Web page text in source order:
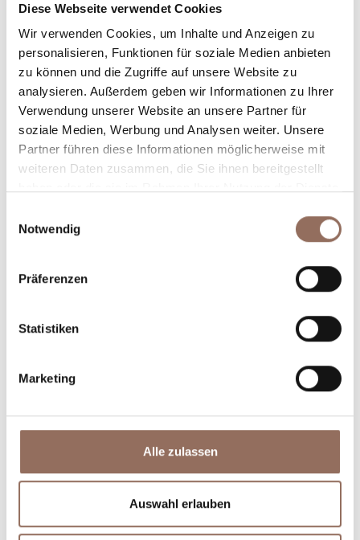
Diese Webseite verwendet Cookies
Wir verwenden Cookies, um Inhalte und Anzeigen zu
personalisieren, Funktionen für soziale Medien anbieten
zu können und die Zugriffe auf unsere Website zu
analysieren. Außerdem geben wir Informationen zu Ihrer
Verwendung unserer Website an unsere Partner für
soziale Medien, Werbung und Analysen weiter. Unsere
Partner führen diese Informationen möglicherweise mit
weiteren Daten zusammen, die Sie ihnen bereitgestellt
Notwendig
Präferenzen
Statistiken
Marketing
Alle zulassen
Auswahl erlauben
Dein Urlaub
Plane, wo du übernachtest und isst, was du in jedem
Winkel des Langhe Monferrato Roero unternehmen
willst, mit einem Blick aufs Wetter in Echtzeit.
Essen und
Incoming-
Dienste